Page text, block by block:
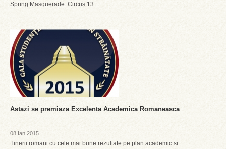
Spring Masquerade: Circus 13.
Astazi se premiaza Excelenta Academica Romaneasca
08 Ian 2015
Tinerii romani cu cele mai bune rezultate pe plan academic si